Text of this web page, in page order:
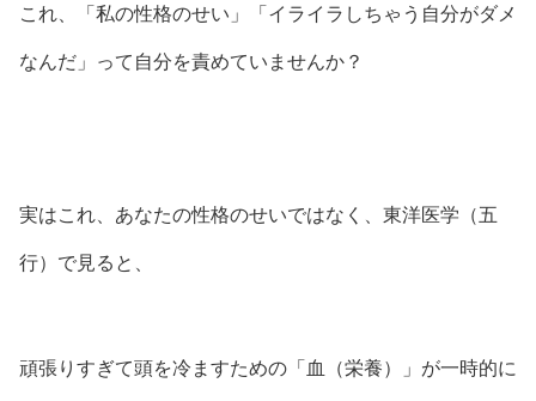
これ、「私の性格のせい」「イライラしちゃう自分がダメ
なんだ」って自分を責めていませんか？
実はこれ、あなたの性格のせいではなく、東洋医学（五
行）で見ると、
頑張りすぎて頭を冷ますための「血（栄養）」が一時的に